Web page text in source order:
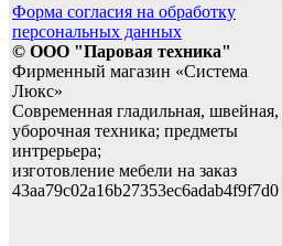
Форма согласия на обработку
персональных данных
© ООО "Паровая техника"
Фирменный магазин «Система
Люкс»
Современная гладильная, швейная,
уборочная техника; предметы
интрерьера;
изготовление мебели на заказ
43aa79c02a16b27353ec6adab4f9f7d0